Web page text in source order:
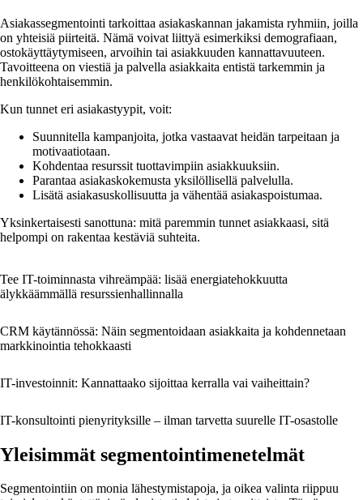
Asiakassegmentointi tarkoittaa asiakaskannan jakamista ryhmiin, joilla
on yhteisiä piirteitä. Nämä voivat liittyä esimerkiksi demografiaan,
ostokäyttäytymiseen, arvoihin tai asiakkuuden kannattavuuteen.
Tavoitteena on viestiä ja palvella asiakkaita entistä tarkemmin ja
henkilökohtaisemmin.
Kun tunnet eri asiakastyypit, voit:
Suunnitella kampanjoita, jotka vastaavat heidän tarpeitaan ja
motivaatiotaan.
Kohdentaa resurssit tuottavimpiin asiakkuuksiin.
Parantaa asiakaskokemusta yksilöllisellä palvelulla.
Lisätä asiakasuskollisuutta ja vähentää asiakaspoistumaa.
Yksinkertaisesti sanottuna: mitä paremmin tunnet asiakkaasi, sitä
helpompi on rakentaa kestäviä suhteita.
Tee IT-toiminnasta vihreämpää: lisää energiatehokkuutta
älykkäämmällä resurssienhallinnalla
CRM käytännössä: Näin segmentoidaan asiakkaita ja kohdennetaan
markkinointia tehokkaasti
IT-investoinnit: Kannattaako sijoittaa kerralla vai vaiheittain?
IT-konsultointi pienyrityksille – ilman tarvetta suurelle IT-osastolle
Yleisimmät segmentointimenetelmät
Segmentointiin on monia lähestymistapoja, ja oikea valinta riippuu